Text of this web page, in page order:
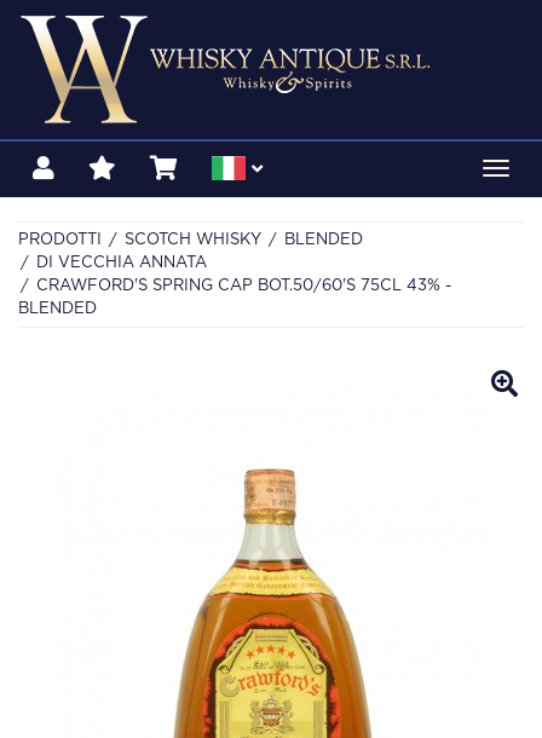
PRODOTTI SCOTCH WHISKY
BLENDED
DI VECCHIA ANNATA
CRAWFORD'S SPRING CAP BOT.50/60'S 75CL 43% -
BLENDED